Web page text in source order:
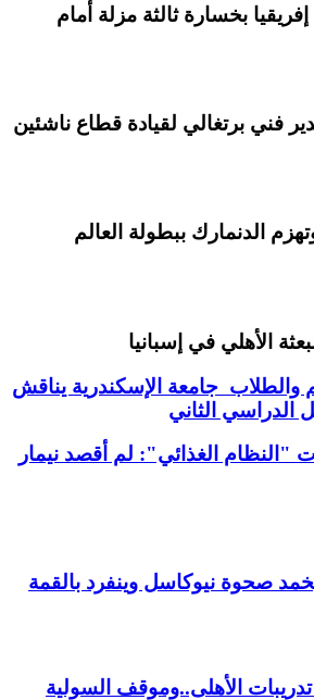
بخسارة ثالثة مزلة أمام
فني برتغالي لقيادة قطاع ناشئين
الدنمارك ببطولة العالم
الأهلي في إسبانيا
جامعة الإسكندرية يناقش
الدراسي الثاني
"النظام الغذائي": لم أقصد نيمار
صحوة نيوكاسل وينفرد بالقمة
الأهلى..وموقف السولية